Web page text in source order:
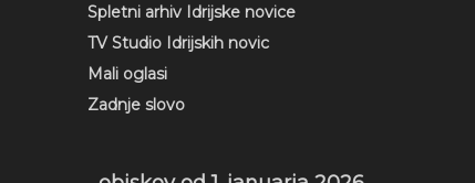
Spletni arhiv Idrijske novice
TV Studio Idrijskih novic
Mali oglasi
Zadnje slovo